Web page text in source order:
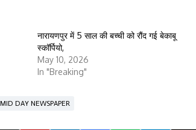
नारायणपुर में 5 साल की बच्ची को रौंद गई बेकाबू
स्कॉर्पियो,
May 10, 2026
In "Breaking"
MID DAY NEWSPAPER